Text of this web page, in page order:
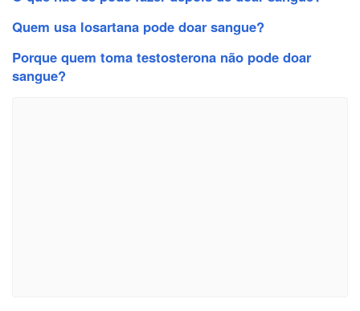
Quem usa losartana pode doar sangue?
Porque quem toma testosterona não pode doar
sangue?